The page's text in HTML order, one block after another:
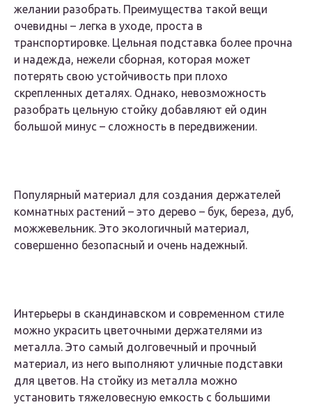
желании разобрать. Преимущества такой вещи
очевидны – легка в уходе, проста в
транспортировке. Цельная подставка более прочна
и надежда, нежели сборная, которая может
потерять свою устойчивость при плохо
скрепленных деталях. Однако, невозможность
разобрать цельную стойку добавляют ей один
большой минус – сложность в передвижении.
Популярный материал для создания держателей
комнатных растений – это дерево – бук, береза, дуб,
можжевельник. Это экологичный материал,
совершенно безопасный и очень надежный.
Интерьеры в скандинавском и современном стиле
можно украсить цветочными держателями из
металла. Это самый долговечный и прочный
материал, из него выполняют уличные подставки
для цветов. На стойку из металла можно
установить тяжеловесную емкость с большими